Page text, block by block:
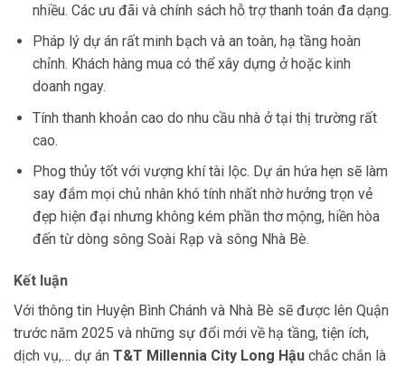
nhiều. Các ưu đãi và chính sách hỗ trợ thanh toán đa dạng.
Pháp lý dự án rất minh bạch và an toàn, hạ tầng hoàn
chỉnh. Khách hàng mua có thể xây dựng ở hoặc kinh
doanh ngay.
Tính thanh khoản cao do nhu cầu nhà ở tại thị trường rất
cao.
Phog thủy tốt với vượng khí tài lộc. Dự án hứa hẹn sẽ làm
say đắm mọi chủ nhân khó tính nhất nhờ hưởng trọn vẻ
đẹp hiện đại nhưng không kém phần thơ mộng, hiền hòa
đến từ dòng sông Soài Rạp và sông Nhà Bè.
Kết luận
Với thông tin Huyện Bình Chánh và Nhà Bè sẽ được lên Quận
trước năm 2025 và những sự đổi mới về hạ tầng, tiện ích,
dịch vụ,… dự án T&T Millennia City Long Hậu chắc chắn là